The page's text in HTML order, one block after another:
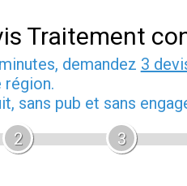
Traitement
demandez 3
sans pub et sans
2 3